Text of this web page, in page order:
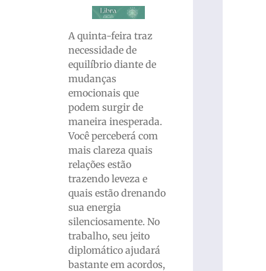
A quinta-feira traz
necessidade de
equilíbrio diante de
mudanças
emocionais que
podem surgir de
maneira inesperada.
Você perceberá com
mais clareza quais
relações estão
trazendo leveza e
quais estão drenando
sua energia
silenciosamente. No
trabalho, seu jeito
diplomático ajudará
bastante em acordos,